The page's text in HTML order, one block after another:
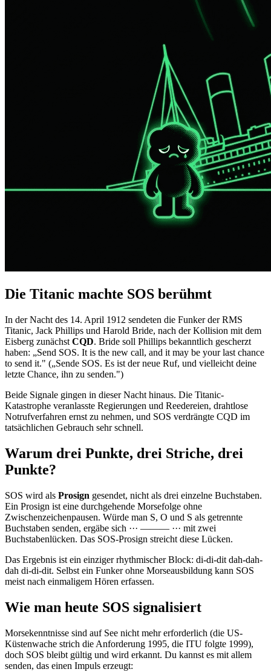
Die Titanic machte SOS berühmt
In der Nacht des 14. April 1912 sendeten die Funker der RMS
Titanic, Jack Phillips und Harold Bride, nach der Kollision mit dem
Eisberg zunächst CQD. Bride soll Phillips bekanntlich gescherzt
haben: „Send SOS. It is the new call, and it may be your last chance
to send it." („Sende SOS. Es ist der neue Ruf, und vielleicht deine
letzte Chance, ihn zu senden.")
Beide Signale gingen in dieser Nacht hinaus. Die Titanic-
Katastrophe veranlasste Regierungen und Reedereien, drahtlose
Notrufverfahren ernst zu nehmen, und SOS verdrängte CQD im
tatsächlichen Gebrauch sehr schnell.
Warum drei Punkte, drei Striche, drei
Punkte?
SOS wird als Prosign gesendet, nicht als drei einzelne Buchstaben.
Ein Prosign ist eine durchgehende Morsefolge ohne
Zwischenzeichenpausen. Würde man S, O und S als getrennte
Buchstaben senden, ergäbe sich ··· ——— ··· mit zwei
Buchstabenlücken. Das SOS-Prosign streicht diese Lücken.
Das Ergebnis ist ein einziger rhythmischer Block: di-di-dit dah-dah-
dah di-di-dit. Selbst ein Funker ohne Morseausbildung kann SOS
meist nach einmaligem Hören erfassen.
Wie man heute SOS signalisiert
Morsekenntnisse sind auf See nicht mehr erforderlich (die US-
Küstenwache strich die Anforderung 1995, die ITU folgte 1999),
doch SOS bleibt gültig und wird erkannt. Du kannst es mit allem
senden, das einen Impuls erzeugt: